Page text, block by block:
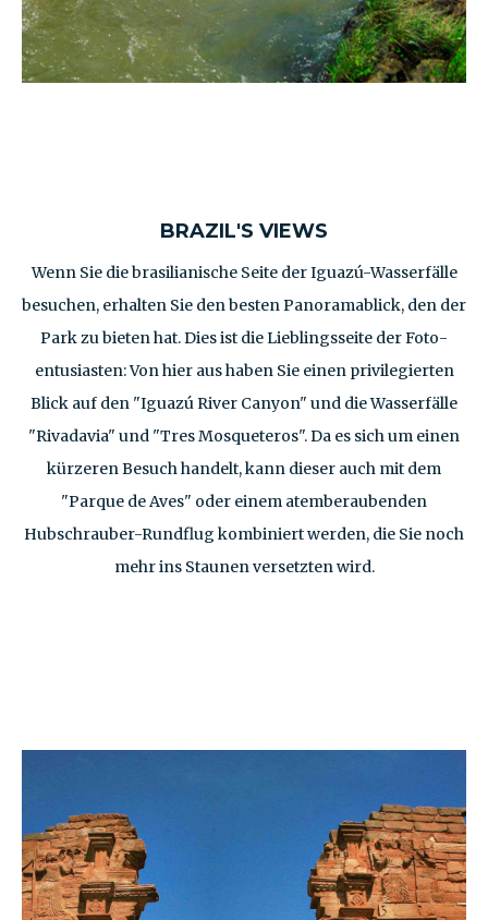
BRAZIL'S VIEWS
Wenn Sie die brasilianische Seite der Iguazú-Wasserfälle
besuchen, erhalten Sie den besten Panoramablick, den der
Park zu bieten hat. Dies ist die Lieblingsseite der Foto-
entusiasten: Von hier aus haben Sie einen privilegierten
Blick auf den "Iguazú River Canyon" und die Wasserfälle
"Rivadavia" und "Tres Mosqueteros". Da es sich um einen
kürzeren Besuch handelt, kann dieser auch mit dem
"Parque de Aves" oder einem atemberaubenden
Hubschrauber-Rundflug kombiniert werden, die Sie noch
mehr ins Staunen versetzten wird.